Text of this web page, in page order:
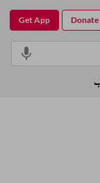
Get App Donate